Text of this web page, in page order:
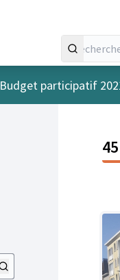
Budget participatif